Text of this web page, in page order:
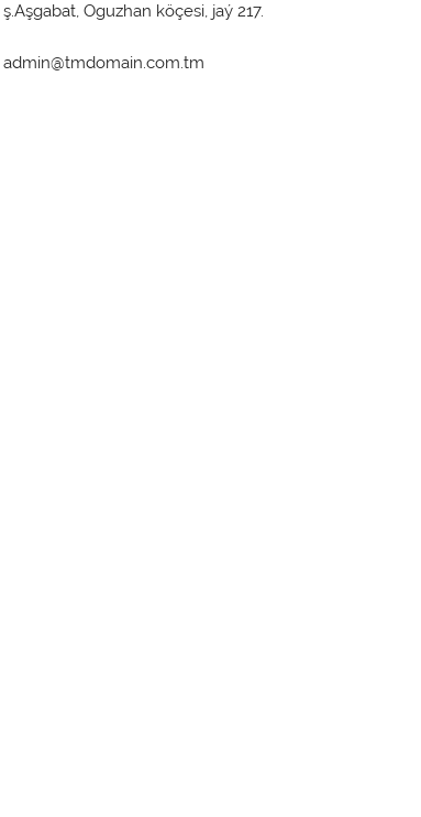
ş.Aşgabat, Oguzhan köçesi, jaý 217.
admin@tmdomain.com.tm